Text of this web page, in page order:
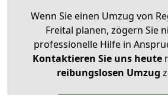
Wenn Sie einen Umzug von
Freital planen, zögern Sie
professionelle Hilfe in
Kontaktieren Sie uns heute
reibungslosen Umzug